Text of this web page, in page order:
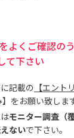
よくご確認の
て下さい
記載の 【エント
】をお願い致しま
モニター調査（
ないで下さい。